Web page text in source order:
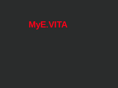
MyE.VITA